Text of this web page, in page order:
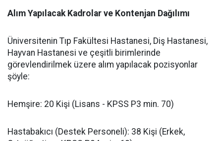
​Alım Yapılacak Kadrolar ve Kontenjan Dağılımı
​Üniversitenin Tıp Fakültesi Hastanesi, Diş Hastanesi,
Hayvan Hastanesi ve çeşitli birimlerinde
görevlendirilmek üzere alım yapılacak pozisyonlar
şöyle:
​Hemşire: 20 Kişi (Lisans - KPSS P3 min. 70)
​Hastabakıcı (Destek Personeli): 38 Kişi (Erkek,